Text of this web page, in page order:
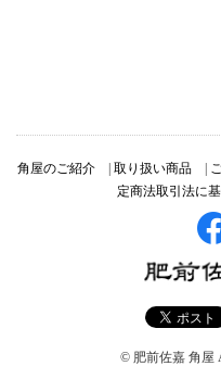
角屋のご紹介 | 取り扱い商品 |
定商法取引法に
© 肥前佐嘉 角屋